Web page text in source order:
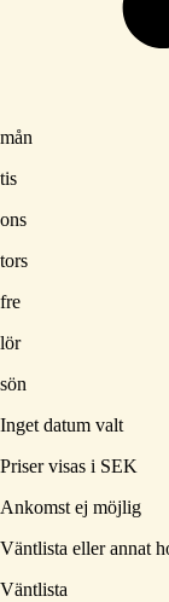
mån
tis
ons
tors
fre
lör
sön
Inget datum valt
Priser visas i SEK
Ankomst ej möjlig
Väntlista eller annat
Väntlista